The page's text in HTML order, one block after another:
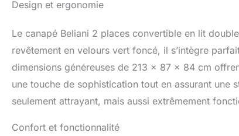
Design et ergonomie
Le canapé Beliani 2 places convertible en lit
revêtement en velours vert foncé, il s’intègre
dimensions généreuses de 213 x 87 x 84 cm
une touche de sophistication tout en assurant une
seulement attrayant, mais aussi extrêmement
Confort et fonctionnalité